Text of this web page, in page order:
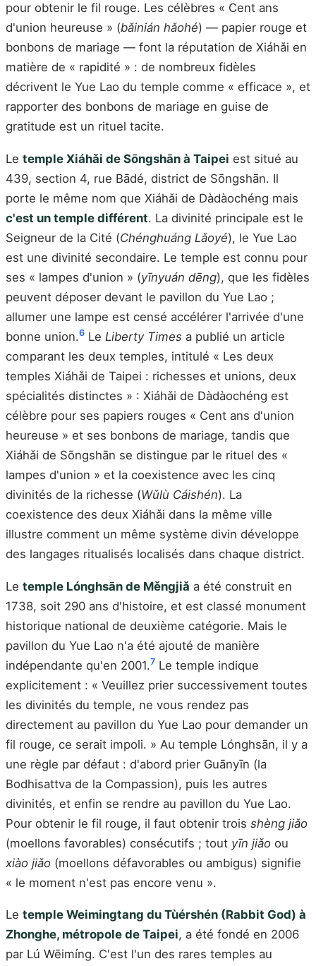
pour obtenir le fil rouge. Les célèbres « Cent ans
d'union heureuse » (bǎinián hǎohé) — papier rouge et
bonbons de mariage — font la réputation de Xiáhǎi en
matière de « rapidité » : de nombreux fidèles
décrivent le Yue Lao du temple comme « efficace », et
rapporter des bonbons de mariage en guise de
gratitude est un rituel tacite.
Le temple Xiáhǎi de Sōngshān à Taipei est situé au
439, section 4, rue Bādé, district de Sōngshān. Il
porte le même nom que Xiáhǎi de Dàdàochéng mais
c'est un temple différent. La divinité principale est le
Seigneur de la Cité (Chénghuáng Lǎoyé), le Yue Lao
est une divinité secondaire. Le temple est connu pour
ses « lampes d'union » (yīnyuán dēng), que les fidèles
peuvent déposer devant le pavillon du Yue Lao ;
allumer une lampe est censé accélérer l'arrivée d'une
bonne union.6 Le Liberty Times a publié un article
comparant les deux temples, intitulé « Les deux
temples Xiáhǎi de Taipei : richesses et unions, deux
spécialités distinctes » : Xiáhǎi de Dàdàochéng est
célèbre pour ses papiers rouges « Cent ans d'union
heureuse » et ses bonbons de mariage, tandis que
Xiáhǎi de Sōngshān se distingue par le rituel des «
lampes d'union » et la coexistence avec les cinq
divinités de la richesse (Wǔlù Cáishén). La
coexistence des deux Xiáhǎi dans la même ville
illustre comment un même système divin développe
des langages ritualisés localisés dans chaque district.
Le temple Lónghsān de Měngjiǎ a été construit en
1738, soit 290 ans d'histoire, et est classé monument
historique national de deuxième catégorie. Mais le
pavillon du Yue Lao n'a été ajouté de manière
indépendante qu'en 2001.7 Le temple indique
explicitement : « Veuillez prier successivement toutes
les divinités du temple, ne vous rendez pas
directement au pavillon du Yue Lao pour demander un
fil rouge, ce serait impoli. » Au temple Lónghsān, il y a
une règle par défaut : d'abord prier Guānyīn (la
Bodhisattva de la Compassion), puis les autres
divinités, et enfin se rendre au pavillon du Yue Lao.
Pour obtenir le fil rouge, il faut obtenir trois shèng jiǎo
(moellons favorables) consécutifs ; tout yīn jiǎo ou
xiào jiǎo (moellons défavorables ou ambigus) signifie
« le moment n'est pas encore venu ».
Le temple Weimingtang du Tùérshén (Rabbit God) à
Zhonghe, métropole de Taipei, a été fondé en 2006
par Lú Wēimíng. C'est l'un des rares temples au